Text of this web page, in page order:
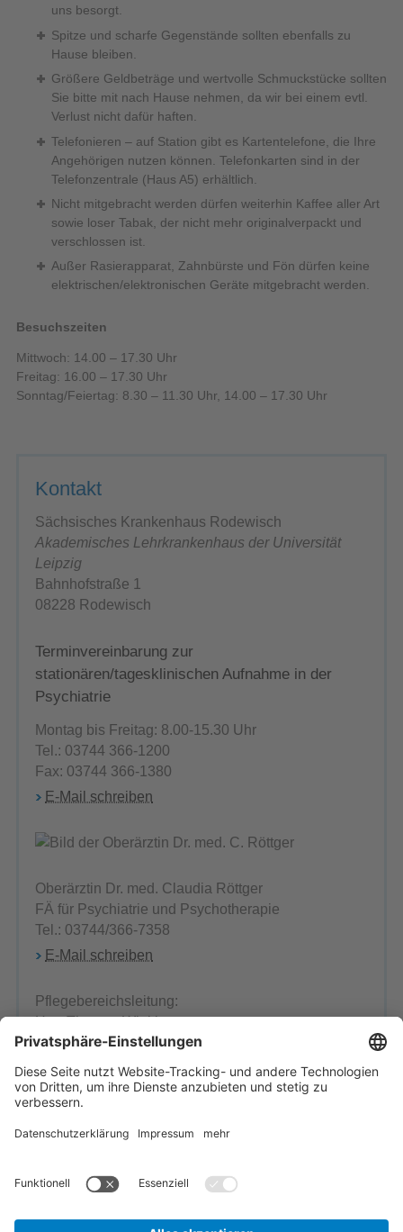
uns besorgt.
Spitze und scharfe Gegenstände sollten ebenfalls zu
Hause bleiben.
Größere Geldbeträge und wertvolle Schmuckstücke sollten
Sie bitte mit nach Hause nehmen, da wir bei einem evtl.
Verlust nicht dafür haften.
Telefonieren – auf Station gibt es Kartentelefone, die Ihre
Angehörigen nutzen können. Telefonkarten sind in der
Telefonzentrale (Haus A5) erhältlich.
Nicht mitgebracht werden dürfen weiterhin Kaffee aller Art
sowie loser Tabak, der nicht mehr originalverpackt und
verschlossen ist.
Außer Rasierapparat, Zahnbürste und Fön dürfen keine
elektrischen/elektronischen Geräte mitgebracht werden.
Besuchszeiten
Mittwoch: 14.00 – 17.30 Uhr
Freitag: 16.00 – 17.30 Uhr
Sonntag/Feiertag: 8.30 – 11.30 Uhr, 14.00 – 17.30 Uhr
Kontakt
Sächsisches Krankenhaus Rodewisch
Akademisches Lehrkrankenhaus der Universität
Leipzig
Bahnhofstraße 1
08228 Rodewisch
Terminvereinbarung zur
stationären/tagesklinischen Aufnahme in der
Psychiatrie
Montag bis Freitag: 8.00-15.30 Uhr
Tel.: 03744 366-1200
Fax: 03744 366-1380
E-Mail schreiben
Oberärztin Dr. med. Claudia Röttger
FÄ für Psychiatrie und Psychotherapie
Tel.: 03744/366-7358
E-Mail schreiben
Pflegebereichsleitung:
Herr Thomas Winkler
Tel.: 03744 366-1160
E-Mail schreiben